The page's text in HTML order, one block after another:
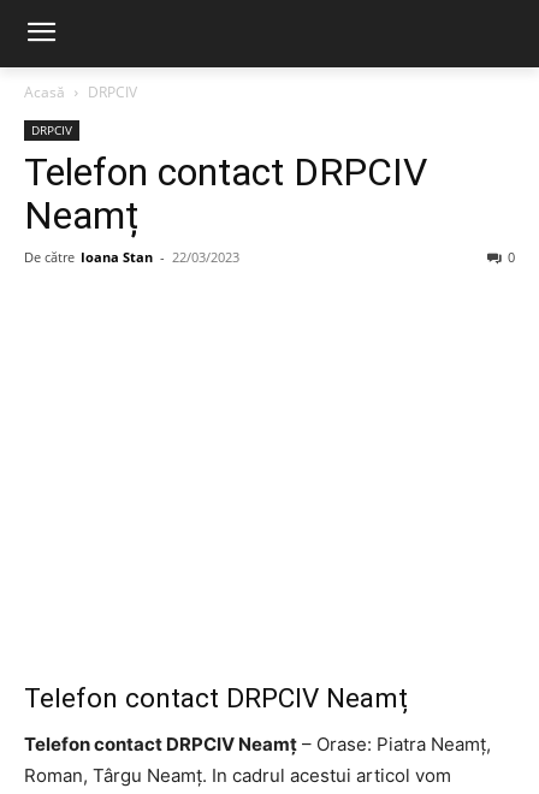
Acasă DRPCIV
DRPCIV
Telefon contact DRPCIV
Neamț
De către Ioana Stan - 22/03/2023 0
Telefon contact DRPCIV Neamț
Telefon contact DRPCIV Neamț – Orase: Piatra Neamț,
Roman, Târgu Neamț. In cadrul acestui articol vom